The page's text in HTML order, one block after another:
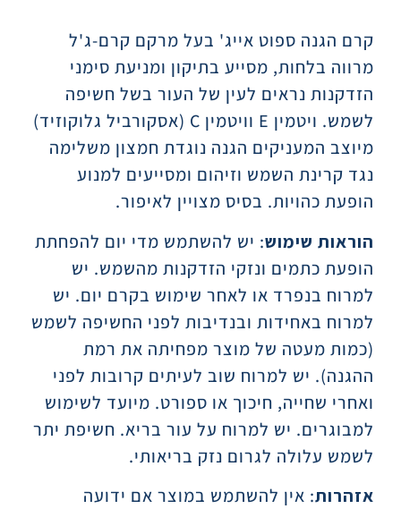
קרם הגנה ספוט אייג' בעל מרקם קרם-ג'ל
מרווה בלחות, מסייע בתיקון ומניעת סימני
הזדקנות נראים לעין של העור בשל חשיפה
לשמש. ויטמין E וויטמין C (אסקורביל גלוקוזיד)
מיוצב המעניקים הגנה נוגדת חמצון משלימה
נגד קרינת השמש וזיהום ומסייעים למנוע
הופעת כהויות. בסיס מצויין לאיפור.
הוראות שימוש: יש להשתמש מדי יום להפחתת
הופעת כתמים ונזקי הזדקנות מהשמש. יש
למרוח בנפרד או לאחר שימוש בקרם יום. יש
למרוח באחידות ובנדיבות לפני החשיפה לשמש
(כמות מעטה של מוצר מפחיתה את רמת
ההגנה). יש למרוח שוב לעיתים קרובות לפני
ואחרי שחייה, חיכוך או ספורט. מיועד לשימוש
למבוגרים. יש למרוח על עור בריא. חשיפת יתר
לשמש עלולה לגרום נזק בריאותי.
אזהרות: אין להשתמש במוצר אם ידועה